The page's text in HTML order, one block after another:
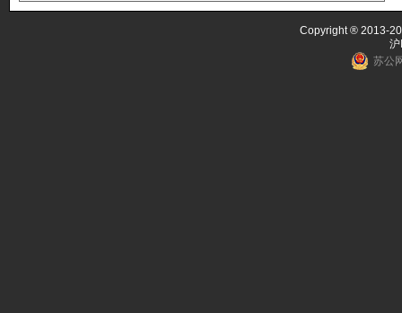
Copyright ® 2013-
苏公